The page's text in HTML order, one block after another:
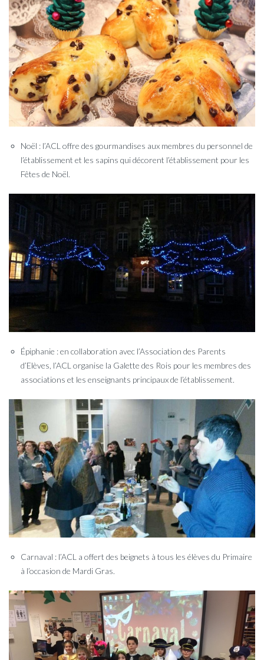
Noël : l’ACL offre des gourmandises aux membres du personnel de
l’établissement et les sapins qui décorent l’établissement pour les
Fêtes de Noël.
Épiphanie : en collaboration avec l’Association des Parents
d’Elèves, l’ACL organise la Galette des Rois pour les membres des
associations et les enseignants principaux de l’établissement.
Carnaval : l’ACL a offert des beignets à tous les élèves du Primaire
à l’occasion de Mardi Gras.